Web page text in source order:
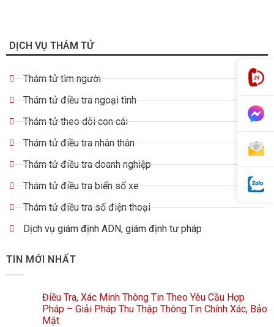
DỊCH VỤ THÁM TỬ
Thám tử tìm người
Thám tử điều tra ngoại tình
Thám tử theo dõi con cái
Thám tử điều tra nhân thân
Thám tử điều tra doanh nghiệp
Thám tử điều tra biển số xe
Thám tử điều tra số điện thoại
Dịch vụ giám định ADN, giám định tư pháp
TIN MỚI NHẤT
Điều Tra, Xác Minh Thông Tin Theo Yêu Cầu Hợp
Pháp – Giải Pháp Thu Thập Thông Tin Chính Xác, Bảo
Mật